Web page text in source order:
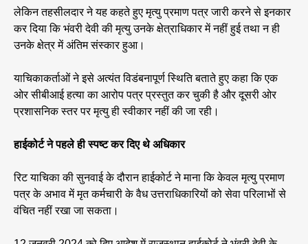
लेकिन तहसीलदार ने यह कहते हुए मृत्यु प्रमाण पत्र जारी करने से इनकार
कर दिया कि भंवरी देवी की मृत्यु उनके क्षेत्राधिकार में नहीं हुई तथा न ही
उनके क्षेत्र में अंतिम संस्कार हुआ।
याचिकाकर्ताओं ने इसे अत्यंत विडंबनापूर्ण स्थिति बताते हुए कहा कि एक
ओर सीबीआई हत्या का आरोप पत्र प्रस्तुत कर चुकी है और दूसरी ओर
प्रशासनिक स्तर पर मृत्यु ही स्वीकार नहीं की जा रही।
हाईकोर्ट ने पहले ही स्पष्ट कर दिए थे अधिकार
रिट याचिका की सुनवाई के दौरान हाईकोर्ट ने माना कि केवल मृत्यु प्रमाण
पत्र के अभाव में मृत कर्मचारी के वैध उत्तराधिकारियों को सेवा परिलाभों से
वंचित नहीं रखा जा सकता।